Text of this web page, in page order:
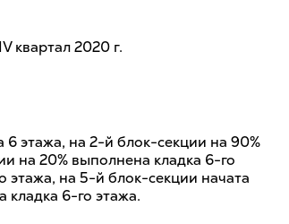
квартал 2020 г.
6 этажа, на 2-й блок-секции на 90%
на 20% выполнена кладка 6-го
этажа, на 5-й блок-секции начата
кладка 6-го этажа.